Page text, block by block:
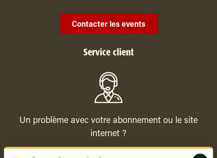
Contacter les events
Service client
Un problème avec votre abonnement ou le site
internet ?